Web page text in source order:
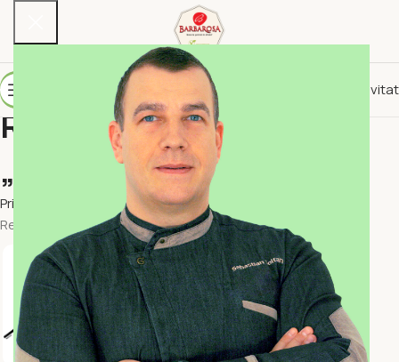
10% reducere per invitat
Rezultatele căutării:
„Breads & Buns”
Prima pagină
Magazin
Rezultate de căutare pentru „Breads & Buns”
PLANT BASED & VEGAN
"LACTATE" VEGANE
BAUTURI VEGANE
LEGUME & CARTOFI